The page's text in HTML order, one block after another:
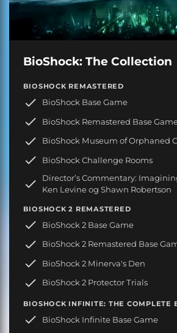
BioShock: The Collection
BIOSHOCK REMASTERED
BioShock Base Game
BioShock Remastered Base
BioShock Museum of Orphaned
BioShock Challenge Rooms
Director’s Commentary:
Ken Levine og Shawn Robertson
BIOSHOCK 2 REMASTERED
BioShock 2 Base Game
BioShock 2 Remastered Base
BioShock 2 Minerva's Den
BioShock 2 Protector Trials
BIOSHOCK INFINITE: THE COMPLETE
BioShock Infinite Base Game